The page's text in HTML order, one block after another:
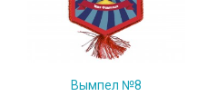
Вымпел №8